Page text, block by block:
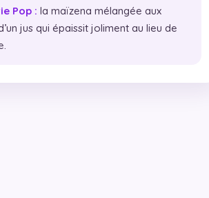
Pop : la maïzena mélangée aux
jus qui épaissit joliment au lieu de